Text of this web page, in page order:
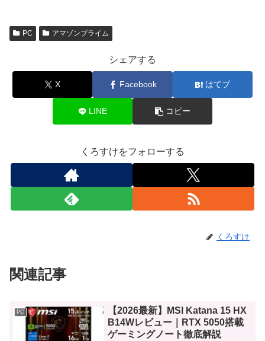
PC アマゾンプライム
シェアする
X Facebook はてブ
LINE コピー
くろすけをフォローする
くろすけ
関連記事
PC
【2026最新】MSI Katana 15 HX
B14Wレビュー｜RTX 5050搭載
ゲーミングノート徹底解説